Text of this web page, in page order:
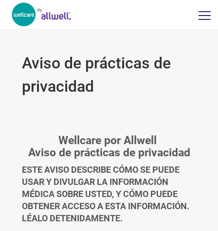
Aviso de prácticas de
privacidad
Wellcare por Allwell
Aviso de prácticas de privacidad
ESTE AVISO DESCRIBE CÓMO SE PUEDE
USAR Y DIVULGAR LA INFORMACIÓN
MÉDICA SOBRE USTED, Y CÓMO PUEDE
OBTENER ACCESO A ESTA INFORMACIÓN.
LÉALO DETENIDAMENTE.